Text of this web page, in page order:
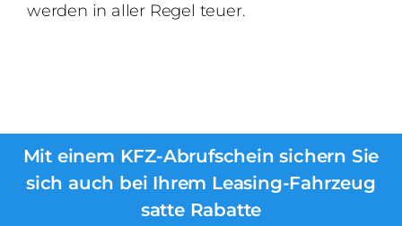
werden in aller Regel teuer.
Mit einem KFZ-Abrufschein sichern Sie
sich auch bei Ihrem Leasing-Fahrzeug
satte Rabatte